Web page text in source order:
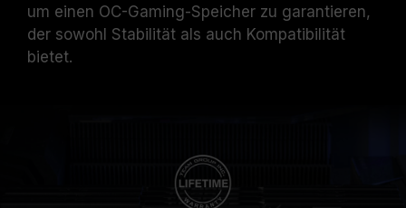
um einen OC-Gaming-Speicher zu garantieren,
der sowohl Stabilität als auch Kompatibilität
bietet.